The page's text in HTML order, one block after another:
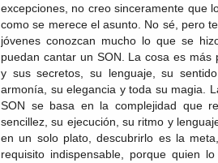
excepciones, no creo sinceramente que
como se merece el asunto. No sé, pero
jóvenes conozcan mucho lo que se
puedan cantar un SON. La cosa es
y sus secretos, su lenguaje, su
armonía, su elegancia y toda su magia.
SON se basa en la complejidad que
sencillez, su ejecución, su ritmo y
en un solo plato, descubrirlo es la
requisito indispensable, porque quien